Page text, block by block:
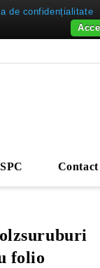
Contact
folio
de confidențialitate